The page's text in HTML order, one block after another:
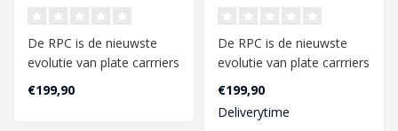
De RPC is de nieuwste
evolutie van plate carrriers
van Warrior Assault
Systems. ..
€199,90
De RPC is de nieuwste
evolutie van plate carrriers
van Warrior Assault
Systems. ..
€199,90
Deliverytime